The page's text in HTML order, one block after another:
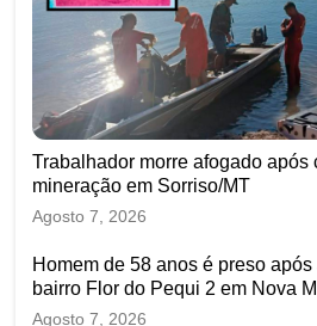
Trabalhador morre afogado após
mineração em Sorriso/MT
Agosto 7, 2026
Homem de 58 anos é preso
bairro Flor do Pequi 2 em Nova
Agosto 7, 2026